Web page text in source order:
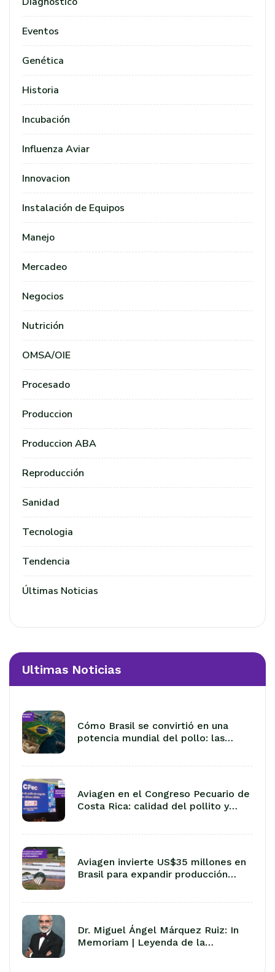
Eventos
Genética
Historia
Incubación
Influenza Aviar
Innovacion
Instalación de Equipos
Manejo
Mercadeo
Negocios
Nutrición
OMSA/OIE
Procesado
Produccion
Produccion ABA
Reproducción
Sanidad
Tecnologia
Tendencia
Últimas Noticias
Ultimas Noticias
Cómo Brasil se convirtió en una
potencia mundial del pollo: las
Aviagen en el Congreso Pecuario de
Costa Rica: calidad del pollito y
Aviagen invierte US$35 millones en
Brasil para expandir producción
Dr. Miguel Ángel Márquez Ruiz: In
Memoriam | Leyenda de la